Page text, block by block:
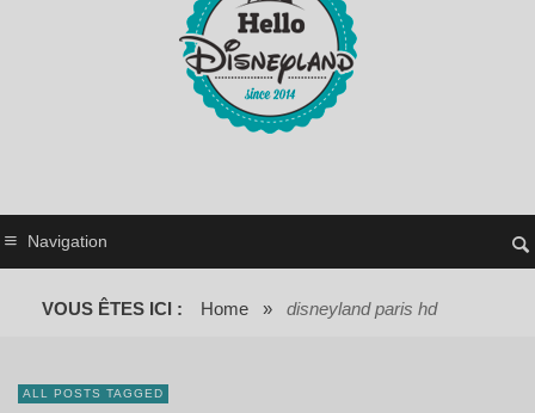
Navigation
VOUS ÊTES ICI : Home » disneyland paris hd
ALL POSTS TAGGED